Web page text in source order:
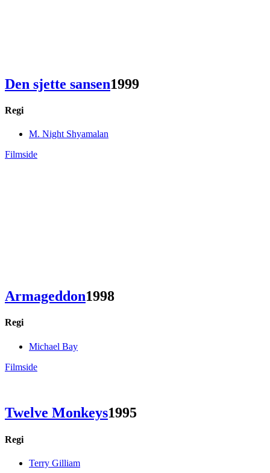
Den sjette sansen1999
Regi
M. Night Shyamalan
Filmside
Armageddon1998
Regi
Michael Bay
Filmside
Twelve Monkeys1995
Regi
Terry Gilliam